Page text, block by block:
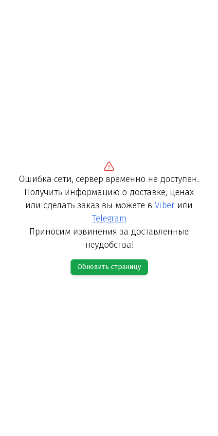
Ошибка сети, сервер временно не доступен.
Получить информацию о доставке, ценах
или сделать заказ вы можете в Viber или
Telegram
Приносим извинения за доставленные
неудобства!
Обновить страницу